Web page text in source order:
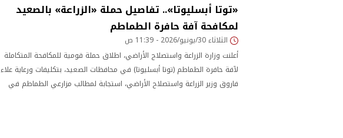
«توتا أبسليوتا».. تفاصيل حملة «الزراعة» بالصعيد
لمكافحة آفة حافرة الطماطم
الثلاثاء 30/يونيو/2026 - 11:39 ص
أعلنت وزارة الزراعة واستصلاح الأراضي، اطلاق حملة قومية للمكافحة المتكاملة
لآفة حافرة الطماطم (توتا أبسليوتا) في محافظات الصعيد، بتكليفات ورعاية علاء
فاروق وزير الزراعة واستصلاح الأراضي، استجابة لمطالب مزارعي الطماطم في